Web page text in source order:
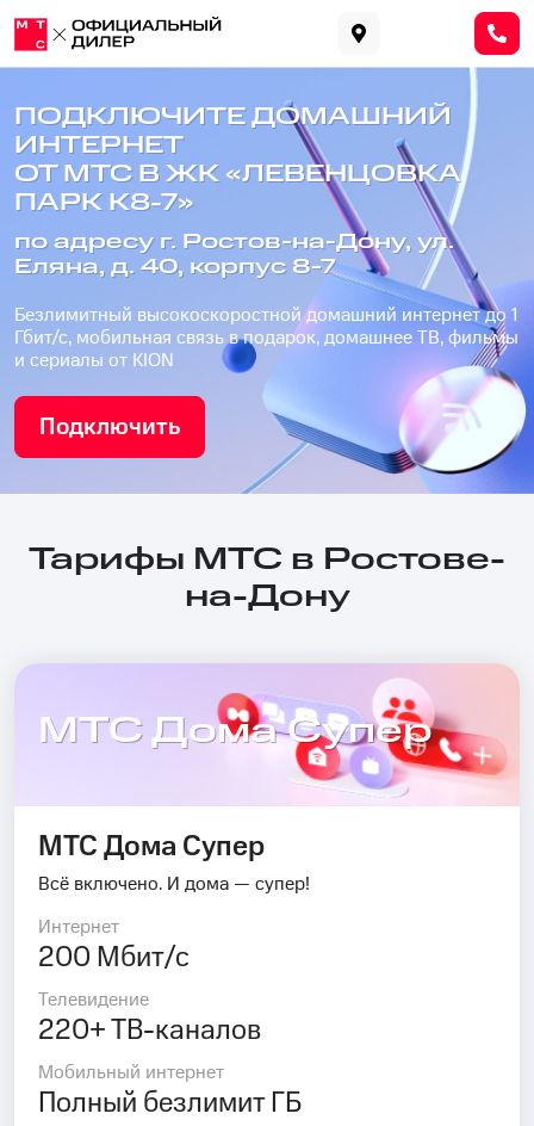
ПОДКЛЮЧИТЕ ДОМАШНИЙ
ИНТЕРНЕТ
ОТ МТС В ЖК «ЛЕВЕНЦОВКА
ПАРК К8-7»
по адресу г. Ростов-на-Дону, ул.
Еляна, д. 40, корпус 8-7
Безлимитный высокоскоростной домашний интернет до 1
Гбит/с, мобильная связь в подарок, домашнее ТВ, фильмы
и сериалы от KION
Подключить
Тарифы МТС в Ростове-
на-Дону
МТС Дома Супер
МТС Дома Супер
Всё включено. И дома — супер!
Интернет
200 Мбит/с
Телевидение
220+ ТВ-каналов
Мобильный интернет
Полный безлимит ГБ